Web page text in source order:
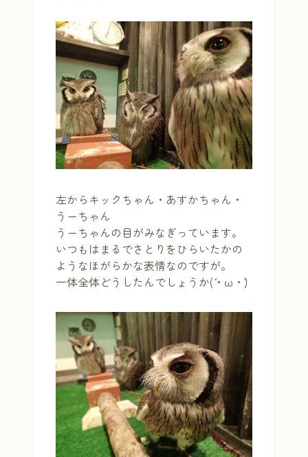
左からキックちゃん・あすかちゃん・
うーちゃん
うーちゃんの目がみなぎっています。
いつもはまるでさとりをひらいたかの
ようなほがらかな表情なのですが。
一体全体どうしたんでしょうか(´・ω・`)